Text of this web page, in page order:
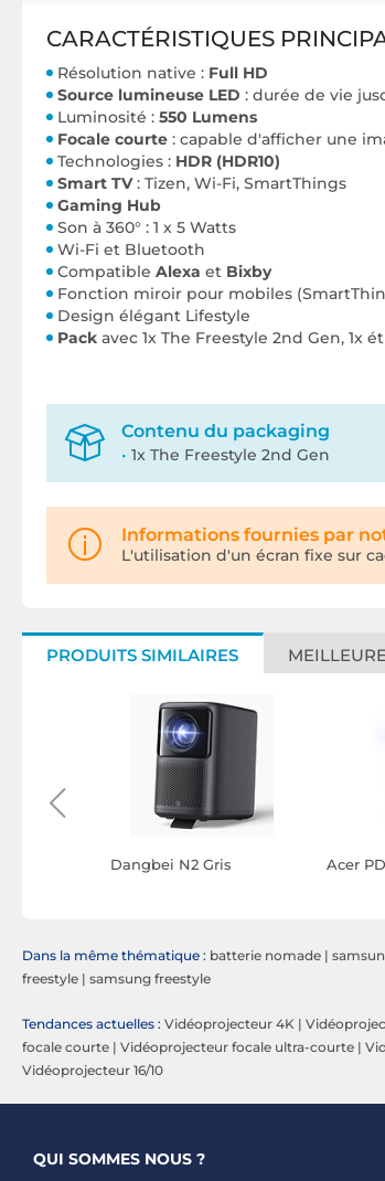
CARACTÉRISTIQUES
Résolution native : Full HD
Source lumineuse LED : durée de vie
Luminosité : 550 Lumens
Focale courte : capable d'afficher une
Technologies : HDR (HDR10)
Smart TV: Tizen, Wi-Fi, SmartThings
Gaming Hub
Son à 360° : 1 x 5 Watts
Wi-Fi et Bluetooth
Compatible Alexa et Bixby
Fonction miroir pour mobiles
Design élégant Lifestyle
Pack avec 1x The Freestyle 2nd Gen, 1x
Contenu du packaging
1x The Freestyle 2nd Gen
Informations fournies par
L'utilisation d'un écran fixe sur
PRODUITS SIMILAIRES
Dangbei N2 Gris Acer
Dans la même thématique : batterie nomade |
freestyle | samsung freestyle
Tendances actuelles : Vidéoprojecteur 4K |
focale courte | Vidéoprojecteur focale ultra-courte |
Vidéoprojecteur 16/10
QUI SOMMES NOUS ?